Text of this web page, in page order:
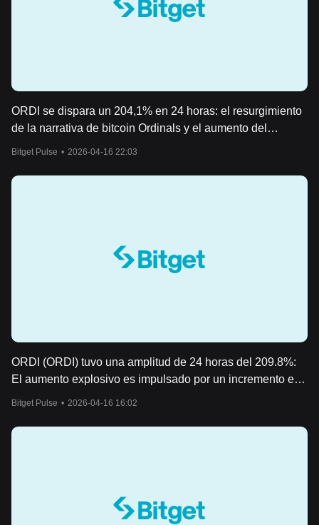
ORDI se dispara un 204,1% en 24 horas: el resurgimiento
de la narrativa de bitcoin Ordinals y el aumento del
Bitget Pulse • 2026-04-16 22:03
ORDI (ORDI) tuvo una amplitud de 24 horas del 209.8%:
El aumento explosivo es impulsado por un incremento en
Bitget Pulse • 2026-04-16 16:02